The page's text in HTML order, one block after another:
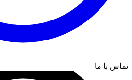
تماس با ما